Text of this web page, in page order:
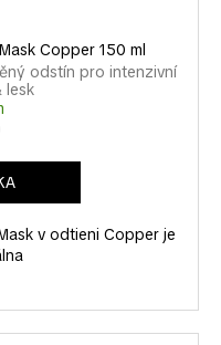
Copper 150 ml
odstín pro intenzivní
lesk
v odtieni Copper je